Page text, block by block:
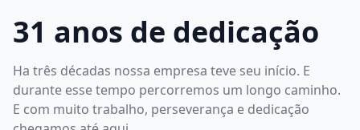
31 anos de dedicação
Ha três décadas nossa empresa teve seu início. E
durante esse tempo percorremos um longo caminho.
E com muito trabalho, perseverança e dedicação